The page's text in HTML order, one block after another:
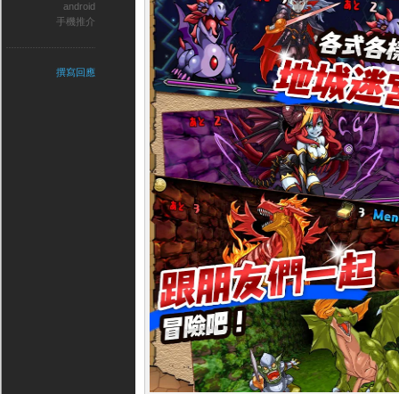
android
手機推介
撰寫回應